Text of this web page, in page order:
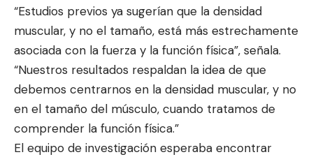
“Estudios previos ya sugerían que la densidad
muscular, y no el tamaño, está más estrechamente
asociada con la fuerza y la función física”, señala.
“Nuestros resultados respaldan la idea de que
debemos centrarnos en la densidad muscular, y no
en el tamaño del músculo, cuando tratamos de
comprender la función física.”
El equipo de investigación esperaba encontrar